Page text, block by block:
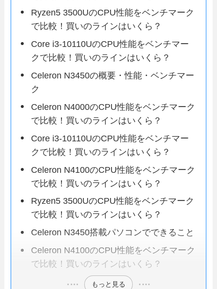
Ryzen5 3500UのCPU性能をベンチマーク
で比較！買いのラインはいくら？
Core i3-10110UのCPU性能をベンチマー
クで比較！買いのラインはいくら？
Celeron N3450の概要・性能・ベンチマー
ク
Celeron N4000のCPU性能をベンチマーク
で比較！買いのラインはいくら？
Core i3-10110UのCPU性能をベンチマー
クで比較！買いのラインはいくら？
Celeron N4100のCPU性能をベンチマーク
で比較！買いのラインはいくら？
Ryzen5 3500UのCPU性能をベンチマーク
で比較！買いのラインはいくら？
Celeron N3450搭載パソコンでできること
Celeron N4100のCPU性能をベンチマーク
で比較！買いのラインはいくら？
もっと見る